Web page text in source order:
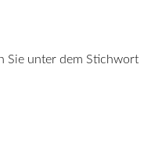
Sie unter dem Stichwort